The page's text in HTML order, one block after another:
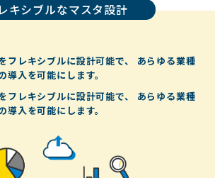
キシブルなマスタ設計
フレキシブルに設計可能で、
あらゆる業種
導入を可能にします。
フレキシブルに設計可能で、
あらゆる業種
導入を可能にします。